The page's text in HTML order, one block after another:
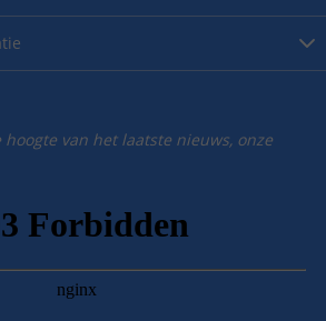
van het laatste nieuws, onze